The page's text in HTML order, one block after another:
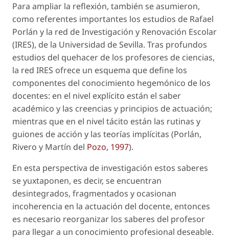
Para ampliar la reflexión, también se asumieron,
como referentes importantes los estudios de Rafael
Porlán y la red de Investigación y Renovación Escolar
(IRES), de la Universidad de Sevilla. Tras profundos
estudios del quehacer de los profesores de ciencias,
la red IRES ofrece un esquema que define los
componentes del conocimiento hegemónico de los
docentes: en el nivel explícito están el saber
académico y las creencias y principios de actuación;
mientras que en el nivel tácito están las rutinas y
guiones de acción y las teorías implícitas (Porlán,
Rivero y Martín del Pozo, 1997).
En esta perspectiva de investigación estos saberes
se yuxtaponen, es decir, se encuentran
desintegrados, fragmentados y ocasionan
incoherencia en la actuación del docente, entonces
es necesario reorganizar los saberes del profesor
para llegar a un conocimiento profesional deseable.